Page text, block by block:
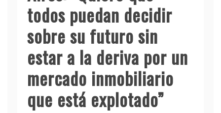
todos puedan decidir
sobre su futuro sin
estar a la deriva por un
mercado inmobiliario
que está explotado”